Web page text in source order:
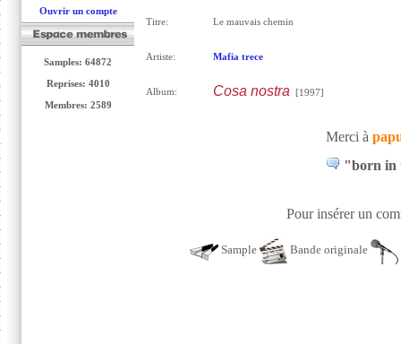
Ouvrir un compte
Samples: 64872
Reprises: 4010
Membres: 2589
Titre: Le mauvais chemin
Artiste: Mafia trece
Album: Cosa nostra [1997]
Merci à
"born in
Pour insérer un
Sample Bande originale